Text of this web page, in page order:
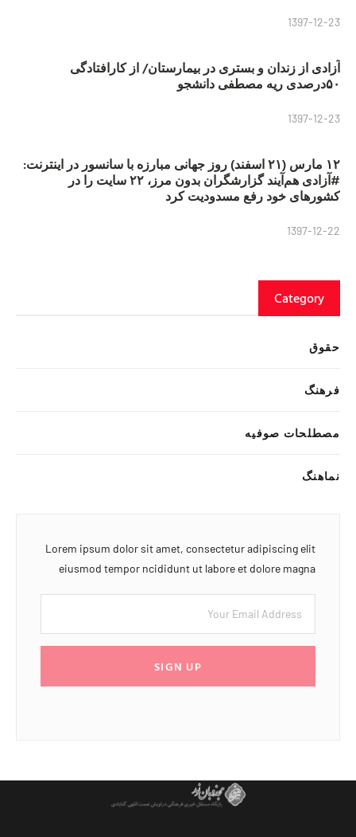
1397-12-23
آزادی از زندان و بستری در بیمارستان/ از کارافتادگی
۵۰درصدی ریه مصطفی دانشجو
1397-12-23
۱۲ مارس (۲۱ اسفند) روز جهانی مبارزه با سانسور در اینترنت:
#آزادی هم‌آیند گزارشگران‌ بدون مرز، ۲۲ سایت را در
کشورهای خود رفع مسدودیت کرد
1397-12-22
Category
حقوق
فرهنگ
مصطلحات صوفیه
نماهنگ
Lorem ipsum dolor sit amet, consectetur adipiscing elit
eiusmod tempor ncididunt ut labore et dolore magna
SIGN UP